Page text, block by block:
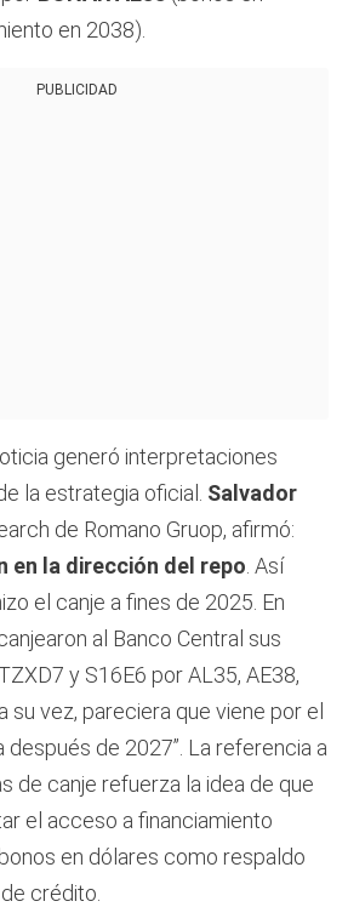
en 2038).
PUBLICIDAD
generó interpretaciones
la estrategia oficial. Salvador
de Romano Gruop, afirmó:
en la dirección del repo . Así
el canje a fines de 2025. En
al Banco Central sus
y S16E6 por AL35, AE38,
su vez, pareciera que viene por el
después de 2027”. La referencia a
de canje refuerza la idea de que
el acceso a financiamiento
en dólares como respaldo
crédito.